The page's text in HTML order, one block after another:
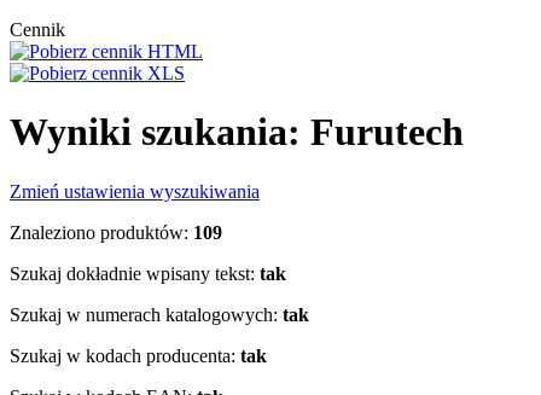
Cennik
Wyniki szukania: Furutech
Zmień ustawienia wyszukiwania
Znaleziono produktów: 109
Szukaj dokładnie wpisany tekst: tak
Szukaj w numerach katalogowych: tak
Szukaj w kodach producenta: tak